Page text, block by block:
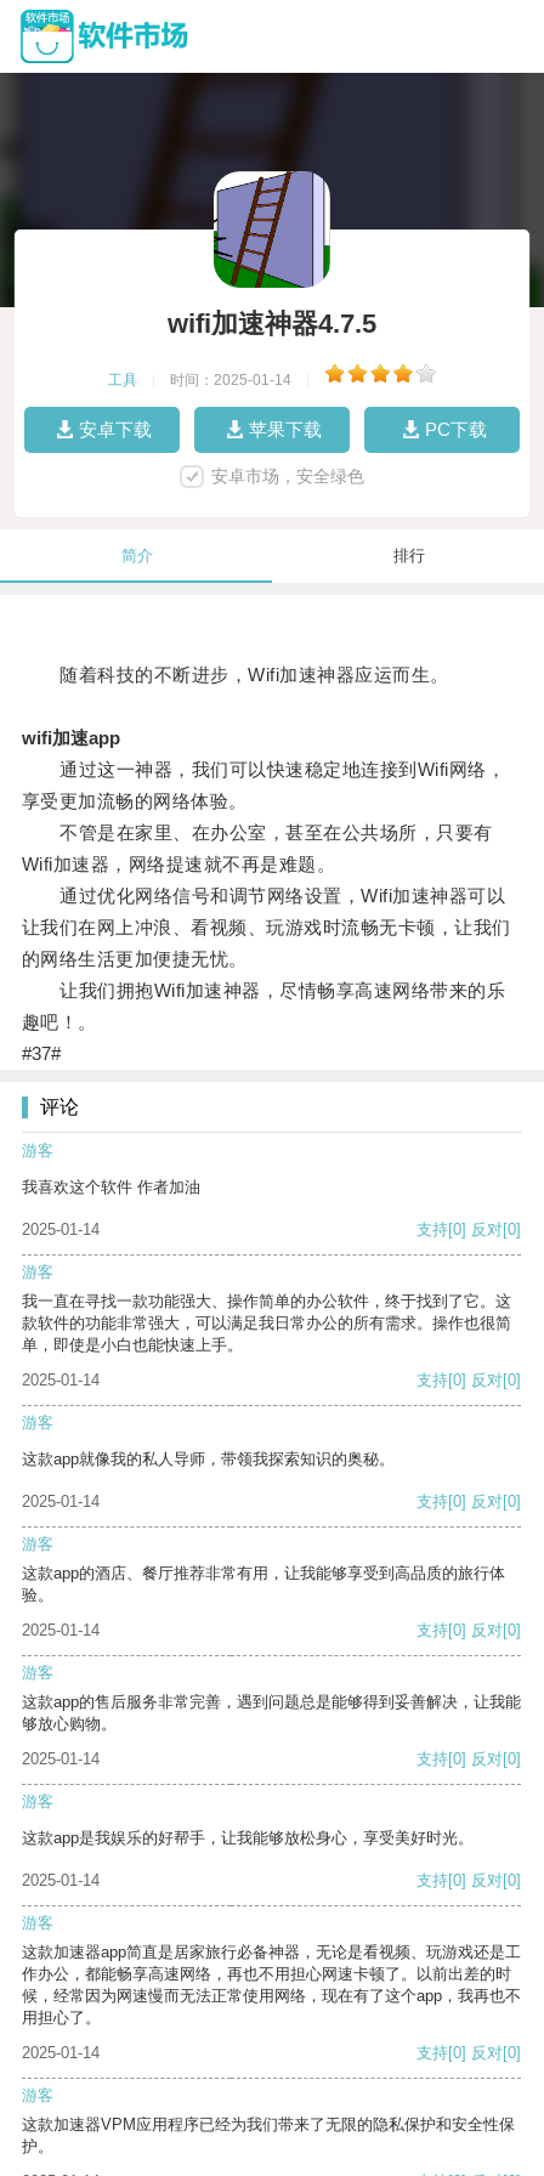
wifi加速神器4.7.5
工具 时间：2025-01-14
安卓下载 苹果下载 PC下载
安卓市场，安全绿色
简介 排行
随着科技的不断进步，Wifi加速神器应运而生。
wifi加速app
通过这一神器，我们可以快速稳定地连接到Wifi网络，
享受更加流畅的网络体验。
不管是在家里、在办公室，甚至在公共场所，只要有
Wifi加速器，网络提速就不再是难题。
通过优化网络信号和调节网络设置，Wifi加速神器可以
让我们在网上冲浪、看视频、玩游戏时流畅无卡顿，让我们
的网络生活更加便捷无忧。
让我们拥抱Wifi加速神器，尽情畅享高速网络带来的乐
趣吧！。
#37#
评论
游客
我喜欢这个软件 作者加油
2025-01-14 支持[0] 反对[0]
游客
我一直在寻找一款功能强大、操作简单的办公软件，终于找到了它。这
款软件的功能非常强大，可以满足我日常办公的所有需求。操作也很简
单，即使是小白也能快速上手。
2025-01-14
支持[0] 反对[0]
游客
这款app就像我的私人导师，带领我探索知识的奥秘。
2025-01-14 支持[0] 反对[0]
游客
这款app的酒店、餐厅推荐非常有用，让我能够享受到高品质的旅行体
验。
2025-01-14
支持[0] 反对[0]
游客
这款app的售后服务非常完善，遇到问题总是能够得到妥善解决，让我能
够放心购物。
2025-01-14
支持[0] 反对[0]
游客
这款app是我娱乐的好帮手，让我能够放松身心，享受美好时光。
2025-01-14 支持[0] 反对[0]
游客
这款加速器app简直是居家旅行必备神器，无论是看视频、玩游戏还是工
作办公，都能畅享高速网络，再也不用担心网速卡顿了。以前出差的时
候，经常因为网速慢而无法正常使用网络，现在有了这个app，我再也不
用担心了。
2025-01-14
支持[0] 反对[0]
游客
这款加速器VPM应用程序已经为我们带来了无限的隐私保护和安全性保
护。